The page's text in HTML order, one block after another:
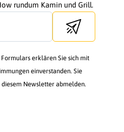
rundum Kamin und Grill.
Send newsletter
erklären Sie sich mit
einverstanden. Sie
Newsletter abmelden.